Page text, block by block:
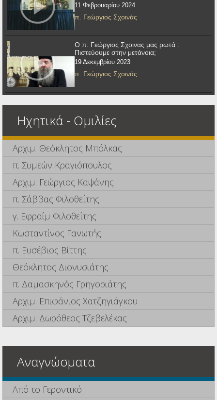
11 Φεβρουαρίου 2024
π. Γεώργιος Σχοινάς
Ο π. Γεώργιος Σχοινας μας ρωτά :
Πιστεύουμε στην μετάνοια;
19 Δεκεμβρίου 2023
π. Γεώργιος Σχοινάς
Ηχητικά - Ομιλίες
Αρχιμ. Θεόκλητος Μπόλκας
π. Συμεών Κραγιόπουλος
Αρχιμ. Γεώργιος Καψάνης
π. Σάββας Φιλοθεΐτης
γ. Εφραίμ Φιλοθεΐτης
Κωσταντίνος Γανωτής
π. Ευσέβιος Βίττης
Θεόκλητος Διονυσιάτης
π. Δαμασκηνός Γρηγοριάτης
Αρχιμ. Επιφάνιος Χατζηγιάγκου
Αρχιμ. Δωρόθεος Τζεβελέκας
Αναγνώσματα
Από το Γεροντικό